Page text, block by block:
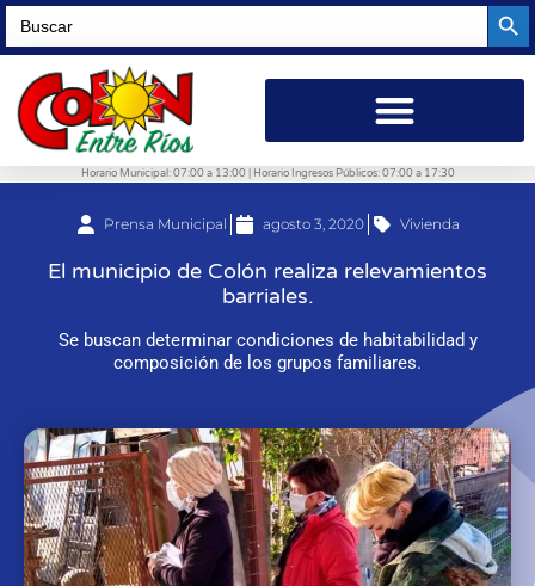
Search
for:
Horario Municipal: 07:00 a 13:00 | Horario Ingresos Públicos: 07:00 a 17:30
Prensa Municipal agosto 3, 2020 Vivienda
El municipio de Colón realiza relevamientos
barriales.
Se buscan determinar condiciones de habitabilidad y
composición de los grupos familiares.